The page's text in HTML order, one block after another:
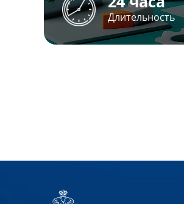
Длительность